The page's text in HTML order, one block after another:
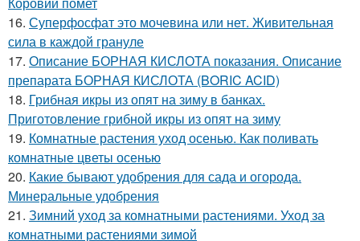
16. Суперфосфат это мочевина или нет. Живительная
сила в каждой грануле
17. Описание БОРНАЯ КИСЛОТА показания. Описание
препарата БОРНАЯ КИСЛОТА (BORIC ACID)
18. Грибная икры из опят на зиму в банках.
Приготовление грибной икры из опят на зиму
19. Комнатные растения уход осенью. Как поливать
комнатные цветы осенью
20. Какие бывают удобрения для сада и огорода.
Минеральные удобрения
21. Зимний уход за комнатными растениями. Уход за
комнатными растениями зимой